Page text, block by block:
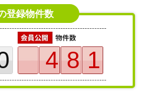
登録物件数
481